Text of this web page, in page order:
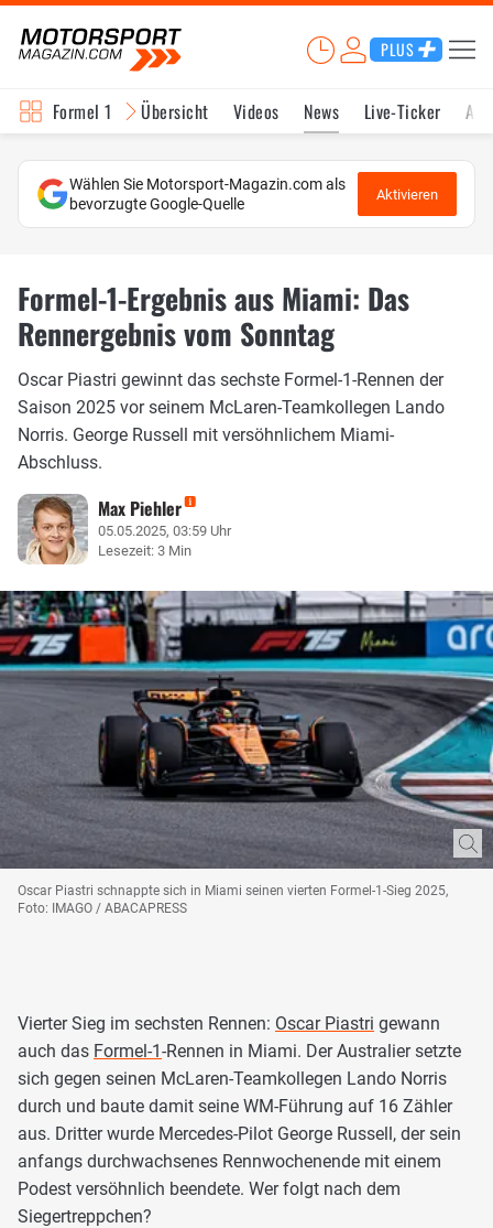
PLUS
Formel 1 Übersicht Videos News Live-Ticker
Wählen Sie Motorsport-Magazin.com als
bevorzugte Google-Quelle
Aktivieren
Formel-1-Ergebnis aus Miami: Das
Rennergebnis vom Sonntag
Oscar Piastri gewinnt das sechste Formel-1-Rennen der
Saison 2025 vor seinem McLaren-Teamkollegen Lando
Norris. George Russell mit versöhnlichem Miami-
Abschluss.
Max Piehler
05.05.2025, 03:59 Uhr
Lesezeit: 3 Min
Oscar Piastri schnappte sich in Miami seinen vierten Formel-1-Sieg 2025,
Foto: IMAGO / ABACAPRESS
Vierter Sieg im sechsten Rennen: Oscar Piastri gewann
auch das Formel-1-Rennen in Miami. Der Australier setzte
sich gegen seinen McLaren-Teamkollegen Lando Norris
durch und baute damit seine WM-Führung auf 16 Zähler
aus. Dritter wurde Mercedes-Pilot George Russell, der sein
anfangs durchwachsenes Rennwochenende mit einem
Podest versöhnlich beendete. Wer folgt nach dem
Siegertreppchen?